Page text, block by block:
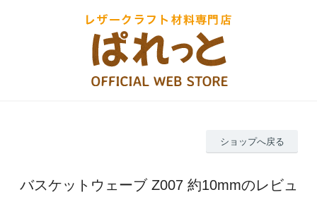
ショップへ戻る
バスケットウェーブ Z007 約10mmのレビュ